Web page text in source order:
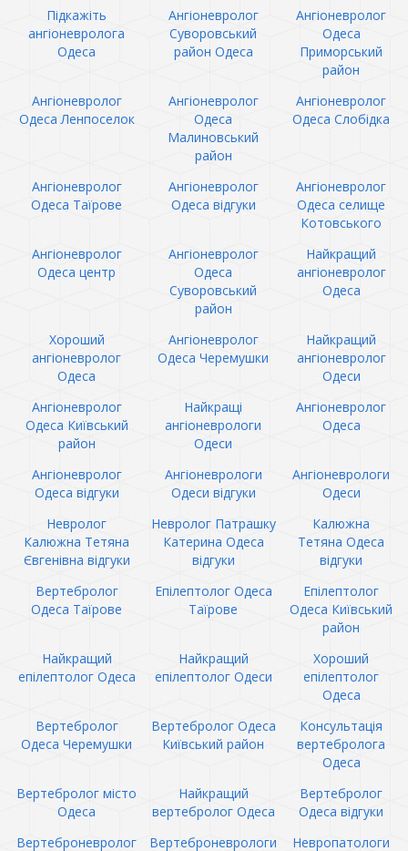
Підкажіть
ангіоневролога
Одеса
Ангіоневролог
Суворовський
район Одеса
Ангіоневролог
Одеса
Приморський
район
Ангіоневролог
Одеса Ленпоселок
Ангіоневролог
Одеса
Малиновський
район
Ангіоневролог
Одеса Слобідка
Ангіоневролог
Одеса Таїрове
Ангіоневролог
Одеса відгуки
Ангіоневролог
Одеса селище
Котовського
Ангіоневролог
Одеса центр
Ангіоневролог
Одеса
Суворовський
район
Найкращий
ангіоневролог
Одеса
Хороший
ангіоневролог
Одеса
Ангіоневролог
Одеса Черемушки
Найкращий
ангіоневролог
Одеси
Ангіоневролог
Одеса Київський
район
Найкращі
ангіоневрологи
Одеси
Ангіоневролог
Одеса
Ангіоневролог
Одеса відгуки
Ангіоневрологи
Одеси відгуки
Ангіоневрологи
Одеси
Невролог
Калюжна Тетяна
Євгенівна відгуки
Невролог Патрашку
Катерина Одеса
відгуки
Калюжна
Тетяна Одеса
відгуки
Вертебролог
Одеса Таїрове
Епілептолог Одеса
Таїрове
Епілептолог
Одеса Київський
район
Найкращий
епілептолог Одеса
Найкращий
епілептолог Одеси
Хороший
епілептолог
Одеса
Вертебролог
Одеса Черемушки
Вертебролог Одеса
Київський район
Консультація
вертебролога
Одеса
Вертебролог місто
Одеса
Найкращий
вертебролог Одеса
Вертебролог
Одеса відгуки
Вертеброневролог
Вертеброневрологи
Невропатологи